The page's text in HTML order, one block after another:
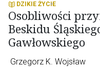
DZIKIE ŻYCIE
Osobliwości
Beskidu
Gawłowskiego
Grzegorz K. Wojsław